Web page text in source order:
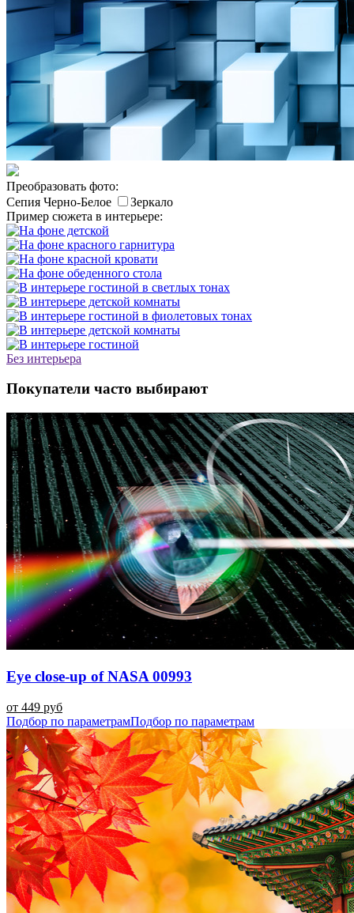
Преобразовать фото:
Сепия Черно-Белое
Зеркало
Пример сюжета в интерьере:
Без интерьера
Покупатели часто выбирают
Eye close-up of NASA 00993
от 449 руб
Подбор по параметрамПодбор по параметрам